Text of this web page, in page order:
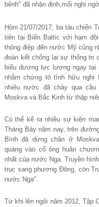
bênh" đã nhận định,mối nghi
Hôm 21/07/2017, ba tàu chiến
tiên tại Biển Baltic với hạm
thông điệp đến nước Mỹ cũng
đoàn kết chống lại sự thống trị
biểu dương lực lượng ngay tại
nhằm chứng tỏ tình hữu nghị
nhiêu nước đã chảy qua
Moskva và Bắc Kinh từ thập
Có thể kể ra nhiều sự kiện
Tháng Bảy năm nay, trên
Bình đã dừng chân ở
quàng vào cổ ông huân
nhất của nước Nga. Truyền
trục sang phương Đông, còn
nước Nga".
Từ khi lên ngôi năm 2012, Tập